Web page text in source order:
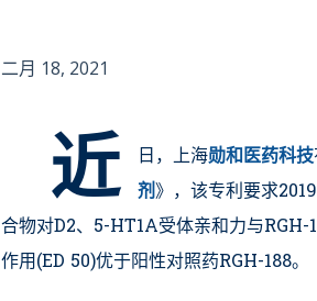
二月 18, 2021
近 日，上海勋和医药科技
剂》，该专利要求
合物对D2、5-HT1A受体亲和力与
作用(ED 50)优于阳性对照药RGH-188。